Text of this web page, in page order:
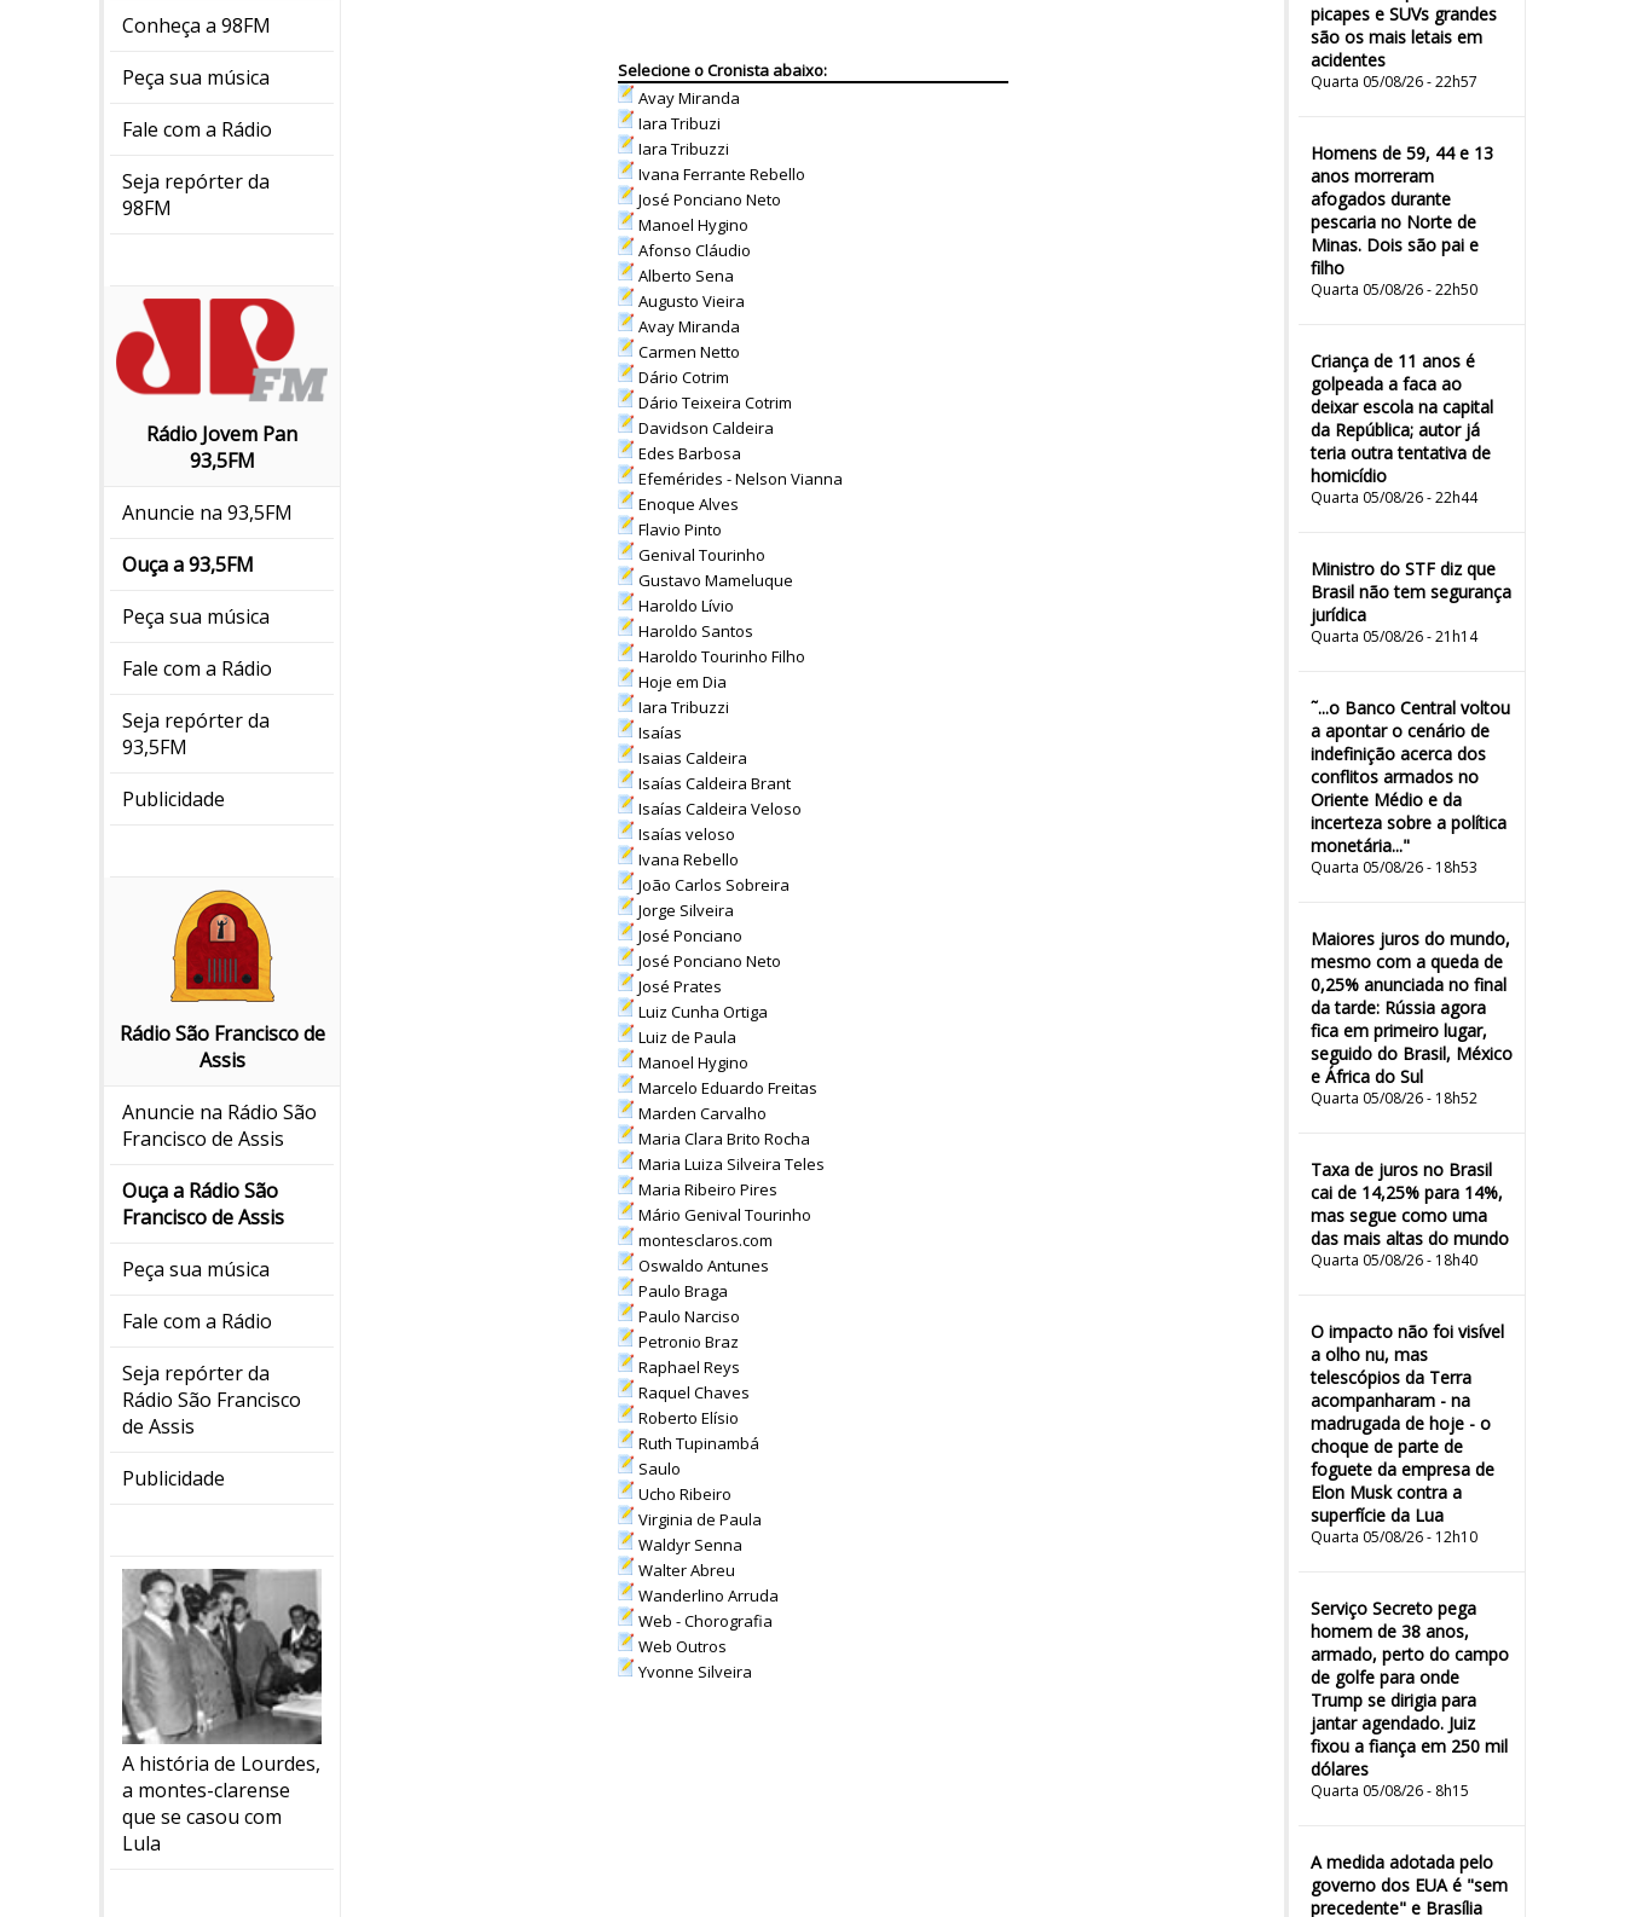
Conheça a 98FM
Peça sua música
Fale com a Rádio
Seja repórter da
98FM
Rádio Jovem Pan
93,5FM
Anuncie na 93,5FM
Ouça a 93,5FM
Peça sua música
Fale com a Rádio
Seja repórter da
93,5FM
Publicidade
Rádio São Francisco de
Assis
Anuncie na Rádio São
Francisco de Assis
Ouça a Rádio São
Francisco de Assis
Peça sua música
Fale com a Rádio
Seja repórter da
Rádio São Francisco
de Assis
Publicidade
A história de Lourdes,
a montes-clarense
que se casou com
Lula
picapes e SUVs grandes
são os mais letais em
acidentes
Quarta 05/08/26 - 22h57
Homens de 59, 44 e 13
anos morreram
afogados durante
pescaria no Norte de
Minas. Dois são pai e
filho
Quarta 05/08/26 - 22h50
Criança de 11 anos é
golpeada a faca ao
deixar escola na capital
da República; autor já
teria outra tentativa de
homicídio
Quarta 05/08/26 - 22h44
Ministro do STF diz que
Brasil não tem segurança
jurídica
Quarta 05/08/26 - 21h14
˜...o Banco Central voltou
a apontar o cenário de
indefinição acerca dos
conflitos armados no
Oriente Médio e da
incerteza sobre a política
monetária..."
Quarta 05/08/26 - 18h53
Maiores juros do mundo,
mesmo com a queda de
0,25% anunciada no final
da tarde: Rússia agora
fica em primeiro lugar,
seguido do Brasil, México
e África do Sul
Quarta 05/08/26 - 18h52
Taxa de juros no Brasil
cai de 14,25% para 14%,
mas segue como uma
das mais altas do mundo
Quarta 05/08/26 - 18h40
O impacto não foi visível
a olho nu, mas
telescópios da Terra
acompanharam - na
madrugada de hoje - o
choque de parte de
foguete da empresa de
Elon Musk contra a
superfície da Lua
Quarta 05/08/26 - 12h10
Serviço Secreto pega
homem de 38 anos,
armado, perto do campo
de golfe para onde
Trump se dirigia para
jantar agendado. Juiz
fixou a fiança em 250 mil
dólares
Quarta 05/08/26 - 8h15
A medida adotada pelo
governo dos EUA é "sem
precedente" e Brasília
Selecione o Cronista abaixo:
Avay Miranda
Iara Tribuzi
Iara Tribuzzi
Ivana Ferrante Rebello
José Ponciano Neto
Manoel Hygino
Afonso Cláudio
Alberto Sena
Augusto Vieira
Avay Miranda
Carmen Netto
Dário Cotrim
Dário Teixeira Cotrim
Davidson Caldeira
Edes Barbosa
Efemérides - Nelson Vianna
Enoque Alves
Flavio Pinto
Genival Tourinho
Gustavo Mameluque
Haroldo Lívio
Haroldo Santos
Haroldo Tourinho Filho
Hoje em Dia
Iara Tribuzzi
Isaías
Isaias Caldeira
Isaías Caldeira Brant
Isaías Caldeira Veloso
Isaías veloso
Ivana Rebello
João Carlos Sobreira
Jorge Silveira
José Ponciano
José Ponciano Neto
José Prates
Luiz Cunha Ortiga
Luiz de Paula
Manoel Hygino
Marcelo Eduardo Freitas
Marden Carvalho
Maria Clara Brito Rocha
Maria Luiza Silveira Teles
Maria Ribeiro Pires
Mário Genival Tourinho
montesclaros.com
Oswaldo Antunes
Paulo Braga
Paulo Narciso
Petronio Braz
Raphael Reys
Raquel Chaves
Roberto Elísio
Ruth Tupinambá
Saulo
Ucho Ribeiro
Virginia de Paula
Waldyr Senna
Walter Abreu
Wanderlino Arruda
Web - Chorografia
Web Outros
Yvonne Silveira